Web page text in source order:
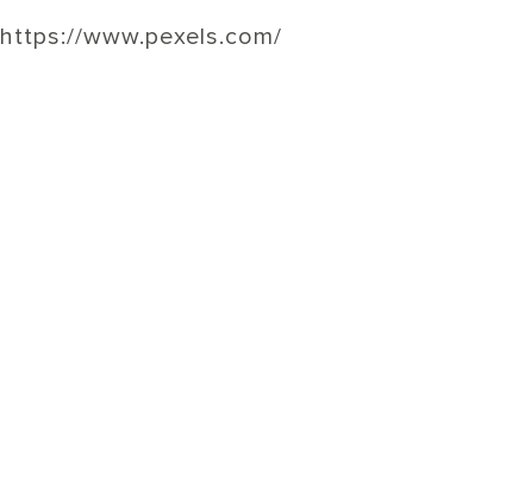
https://www.pexels.com/